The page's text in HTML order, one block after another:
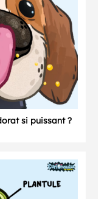
si puissant ?